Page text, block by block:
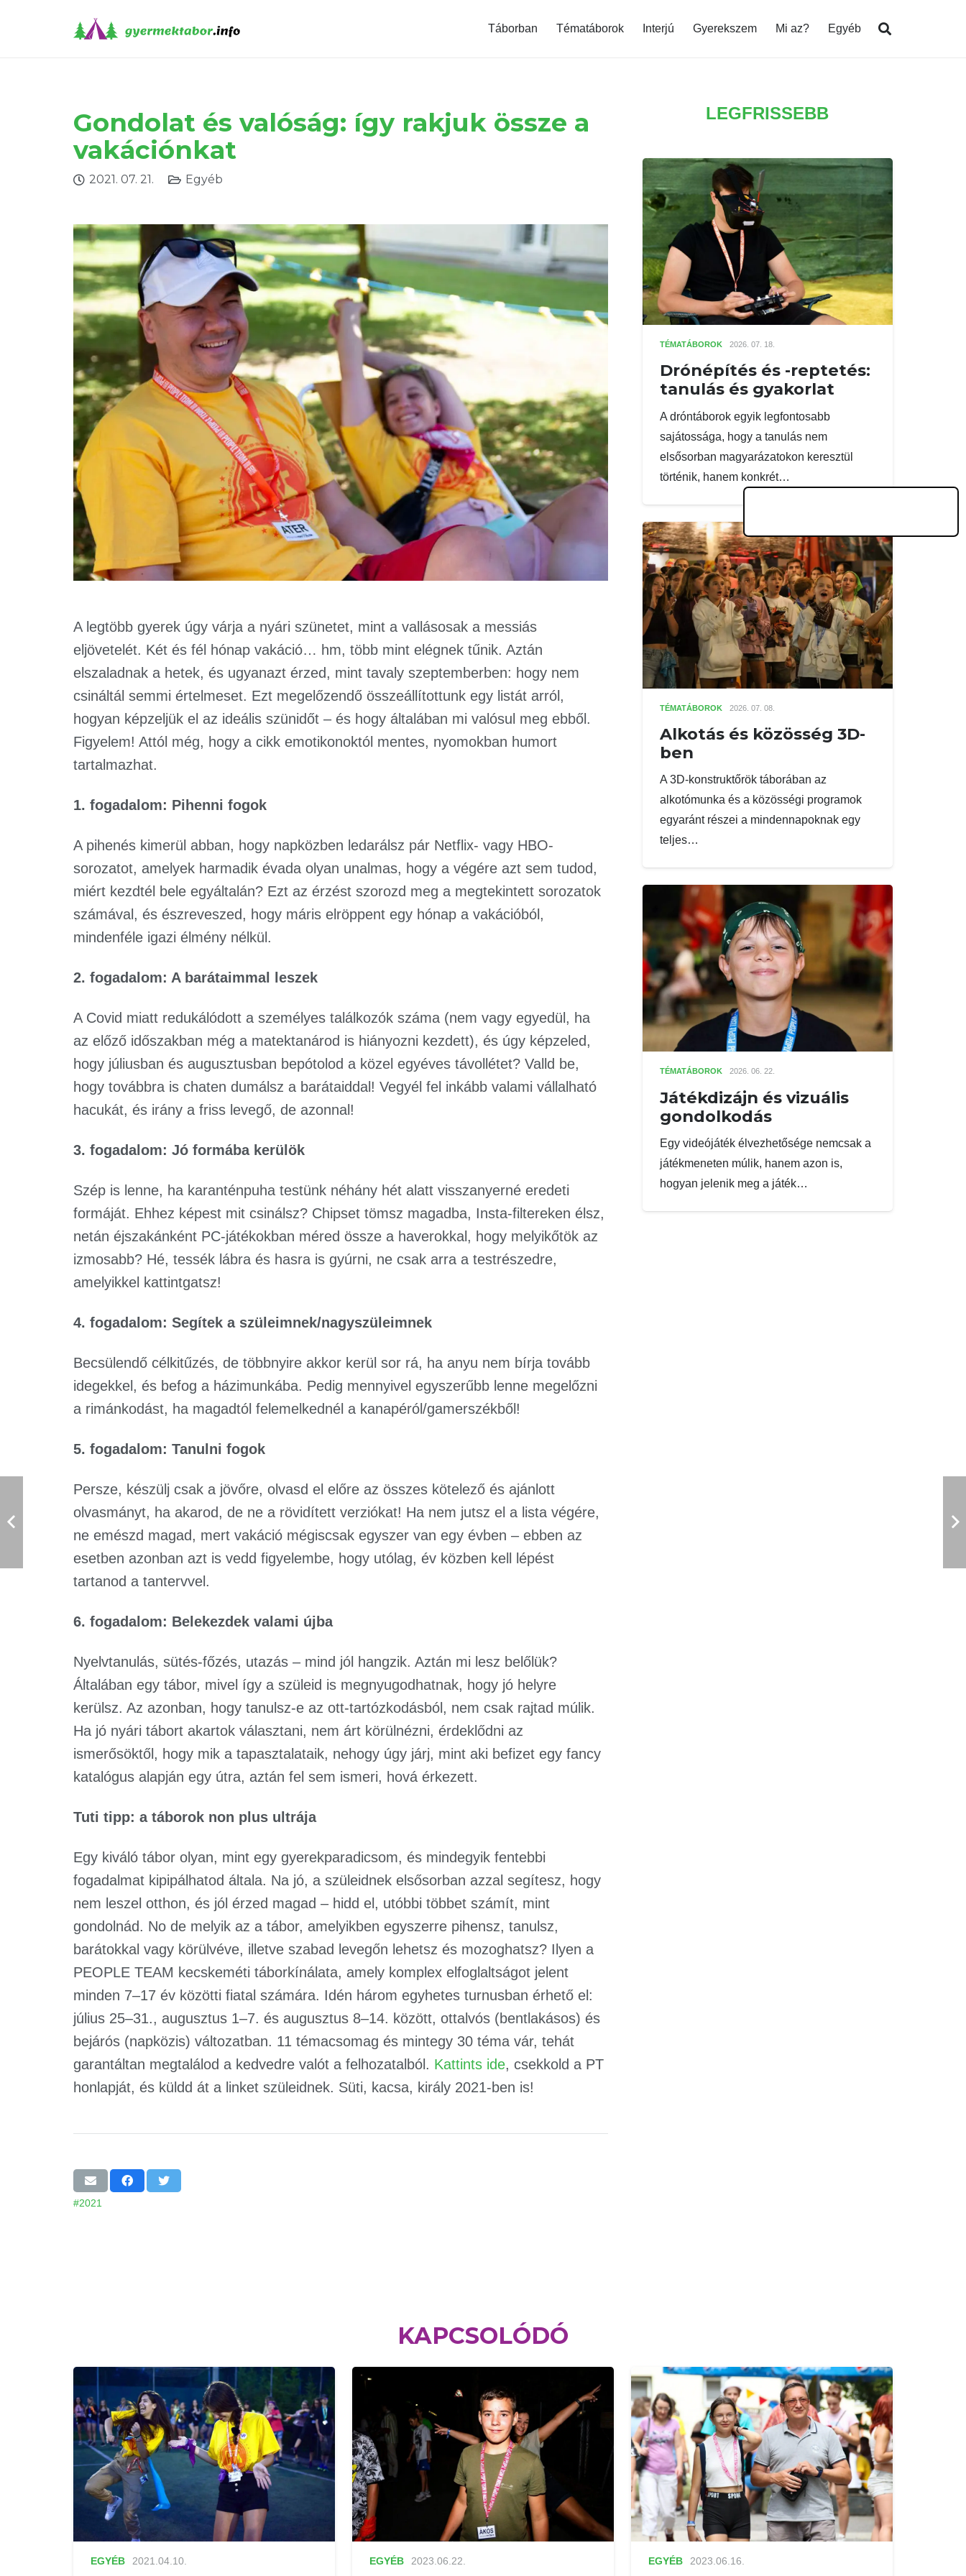
Táborban Tématáborok Interjú Gyerekszem Mi az? Egyéb
Gondolat és valóság: így rakjuk össze a
vakációnkat
2021. 07. 21. Egyéb
A legtöbb gyerek úgy várja a nyári szünetet, mint a vallásosak a messiás
eljövetelét. Két és fél hónap vakáció… hm, több mint elégnek tűnik. Aztán
elszaladnak a hetek, és ugyanazt érzed, mint tavaly szeptemberben: hogy nem
csináltál semmi értelmeset. Ezt megelőzendő összeállítottunk egy listát arról,
hogyan képzeljük el az ideális szünidőt – és hogy általában mi valósul meg ebből.
Figyelem! Attól még, hogy a cikk emotikonoktól mentes, nyomokban humort
tartalmazhat.
1. fogadalom: Pihenni fogok
A pihenés kimerül abban, hogy napközben ledarálsz pár Netflix- vagy HBO-
sorozatot, amelyek harmadik évada olyan unalmas, hogy a végére azt sem tudod,
miért kezdtél bele egyáltalán? Ezt az érzést szorozd meg a megtekintett sorozatok
számával, és észreveszed, hogy máris elröppent egy hónap a vakációból,
mindenféle igazi élmény nélkül.
2. fogadalom: A barátaimmal leszek
A Covid miatt redukálódott a személyes találkozók száma (nem vagy egyedül, ha
az előző időszakban még a matektanárod is hiányozni kezdett), és úgy képzeled,
hogy júliusban és augusztusban bepótolod a közel egyéves távollétet? Valld be,
hogy továbbra is chaten dumálsz a barátaiddal! Vegyél fel inkább valami vállalható
hacukát, és irány a friss levegő, de azonnal!
3. fogadalom: Jó formába kerülök
Szép is lenne, ha karanténpuha testünk néhány hét alatt visszanyerné eredeti
formáját. Ehhez képest mit csinálsz? Chipset tömsz magadba, Insta-filtereken élsz,
netán éjszakánként PC-játékokban méred össze a haverokkal, hogy melyikőtök az
izmosabb? Hé, tessék lábra és hasra is gyúrni, ne csak arra a testrészedre,
amelyikkel kattintgatsz!
4. fogadalom: Segítek a szüleimnek/nagyszüleimnek
Becsülendő célkitűzés, de többnyire akkor kerül sor rá, ha anyu nem bírja tovább
idegekkel, és befog a házimunkába. Pedig mennyivel egyszerűbb lenne megelőzni
a rimánkodást, ha magadtól felemelkednél a kanapéról/gamerszékből!
5. fogadalom: Tanulni fogok
Persze, készülj csak a jövőre, olvasd el előre az összes kötelező és ajánlott
olvasmányt, ha akarod, de ne a rövidített verziókat! Ha nem jutsz el a lista végére,
ne emészd magad, mert vakáció mégiscsak egyszer van egy évben – ebben az
esetben azonban azt is vedd figyelembe, hogy utólag, év közben kell lépést
tartanod a tantervvel.
6. fogadalom: Belekezdek valami újba
Nyelvtanulás, sütés-főzés, utazás – mind jól hangzik. Aztán mi lesz belőlük?
Általában egy tábor, mivel így a szüleid is megnyugodhatnak, hogy jó helyre
kerülsz. Az azonban, hogy tanulsz-e az ott-tartózkodásból, nem csak rajtad múlik.
Ha jó nyári tábort akartok választani, nem árt körülnézni, érdeklődni az
ismerősöktől, hogy mik a tapasztalataik, nehogy úgy járj, mint aki befizet egy fancy
katalógus alapján egy útra, aztán fel sem ismeri, hová érkezett.
Tuti tipp: a táborok non plus ultrája
Egy kiváló tábor olyan, mint egy gyerekparadicsom, és mindegyik fentebbi
fogadalmat kipipálhatod általa. Na jó, a szüleidnek elsősorban azzal segítesz, hogy
nem leszel otthon, és jól érzed magad – hidd el, utóbbi többet számít, mint
gondolnád. No de melyik az a tábor, amelyikben egyszerre pihensz, tanulsz,
barátokkal vagy körülvéve, illetve szabad levegőn lehetsz és mozoghatsz? Ilyen a
PEOPLE TEAM kecskeméti táborkínálata, amely komplex elfoglaltságot jelent
minden 7–17 év közötti fiatal számára. Idén három egyhetes turnusban érhető el:
július 25–31., augusztus 1–7. és augusztus 8–14. között, ottalvós (bentlakásos) és
bejárós (napközis) változatban. 11 témacsomag és mintegy 30 téma vár, tehát
garantáltan megtalálod a kedvedre valót a felhozatalból. Kattints ide, csekkold a PT
honlapját, és küldd át a linket szüleidnek. Süti, kacsa, király 2021-ben is!
#2021
LEGFRISSEBB
TÉMATÁBOROK 2026. 07. 18.
Drónépítés és -reptetés:
tanulás és gyakorlat
A dróntáborok egyik legfontosabb
sajátossága, hogy a tanulás nem
elsősorban magyarázatokon keresztül
történik, hanem konkrét…
TÉMATÁBOROK 2026. 07. 08.
Alkotás és közösség 3D-
ben
A 3D-konstruktőrök táborában az
alkotómunka és a közösségi programok
egyaránt részei a mindennapoknak egy
teljes…
TÉMATÁBOROK 2026. 06. 22.
Játékdizájn és vizuális
gondolkodás
Egy videójáték élvezhetősége nemcsak a
játékmeneten múlik, hanem azon is,
hogyan jelenik meg a játék…
KAPCSOLÓDÓ
EGYÉB 2021.04.10. EGYÉB 2023.06.22. EGYÉB 2023.06.16.